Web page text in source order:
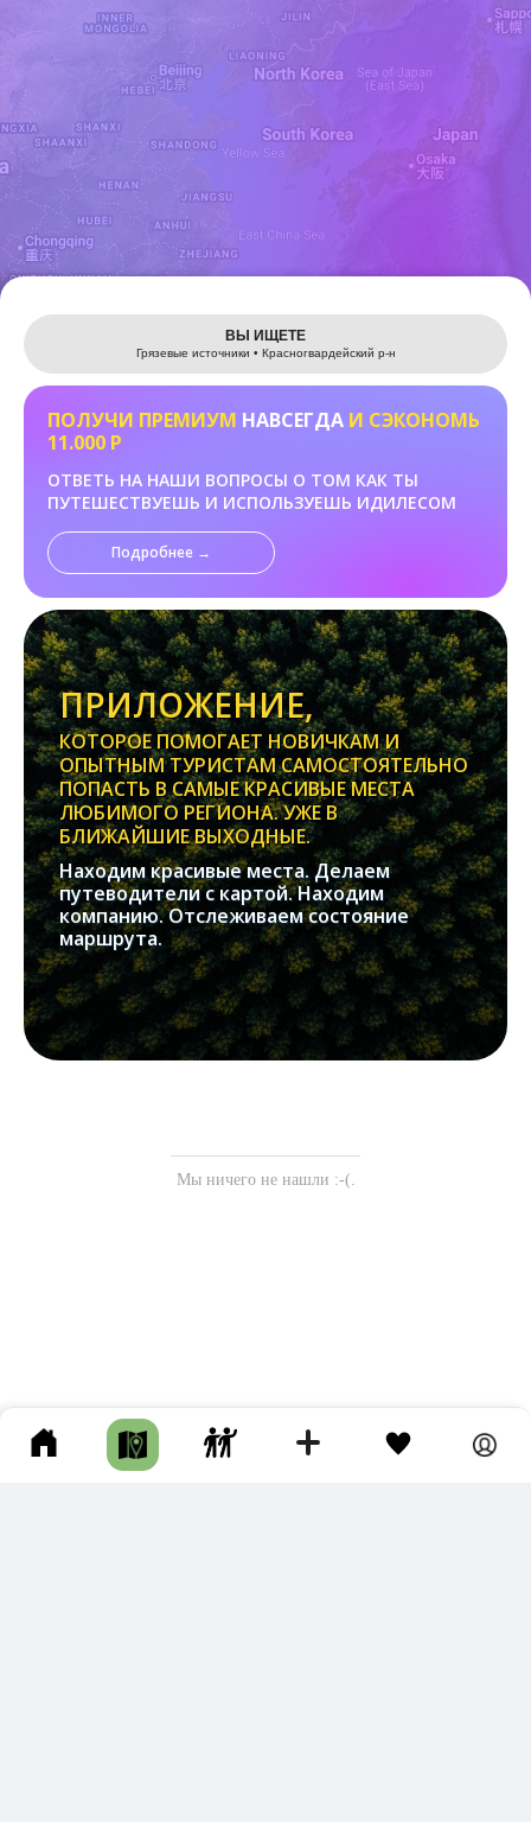
Leaflet
ВЫ ИЩЕТЕ
Грязевые источники • Красногвардейский р-н
ПОЛУЧИ ПРЕМИУМ НАВСЕГДА И СЭКОНОМЬ
11.000 Р
ОТВЕТЬ НА НАШИ ВОПРОСЫ О ТОМ КАК ТЫ
ПУТЕШЕСТВУЕШЬ И ИСПОЛЬЗУЕШЬ ИДИЛЕСОМ
Подробнее →
ПРИЛОЖЕНИЕ,
КОТОРОЕ ПОМОГАЕТ НОВИЧКАМ И
ОПЫТНЫМ ТУРИСТАМ САМОСТОЯТЕЛЬНО
ПОПАСТЬ В САМЫЕ КРАСИВЫЕ МЕСТА
ЛЮБИМОГО РЕГИОНА. УЖЕ В
БЛИЖАЙШИЕ ВЫХОДНЫЕ.
Находим красивые места. Делаем
путеводители с картой. Находим
компанию. Отслеживаем состояние
маршрута.
Мы ничего не нашли :-(.